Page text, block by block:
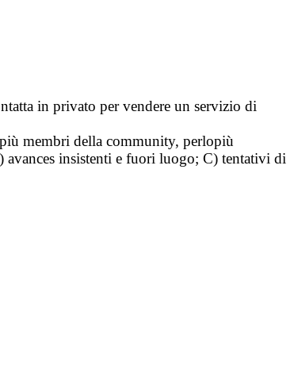
in privato per vendere un servizio di
membri della community, perlopiù
insistenti e fuori luogo; C) tentativi di